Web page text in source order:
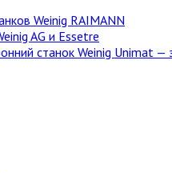
Weinig RAIMANN
AG и Essetre
станок Weinig Unimat —